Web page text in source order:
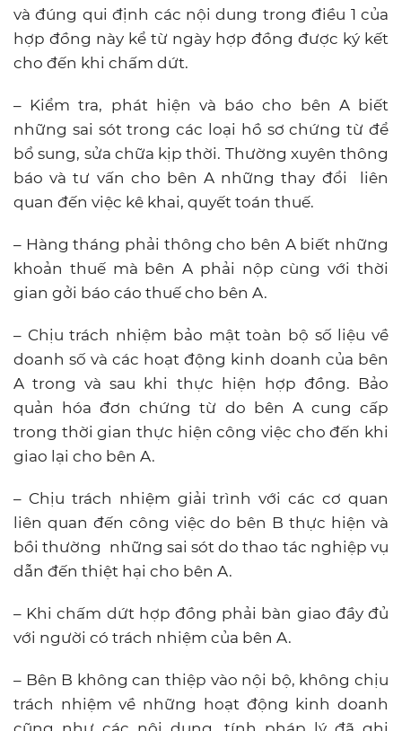
và đúng qui định các nội dung trong điều 1 của
hợp đồng này kể từ ngày hợp đồng được ký kết
cho đến khi chấm dứt.
– Kiểm tra, phát hiện và báo cho bên A biết
những sai sót trong các loại hồ sơ chứng từ để
bổ sung, sửa chữa kịp thời. Thường xuyên thông
báo và tư vấn cho bên A những thay đổi liên
quan đến việc kê khai, quyết toán thuế.
– Hàng tháng phải thông cho bên A biết những
khoản thuế mà bên A phải nộp cùng với thời
gian gởi báo cáo thuế cho bên A.
– Chịu trách nhiệm bảo mật toàn bộ số liệu về
doanh số và các hoạt động kinh doanh của bên
A trong và sau khi thực hiện hợp đồng. Bảo
quản hóa đơn chứng từ do bên A cung cấp
trong thời gian thực hiện công việc cho đến khi
giao lại cho bên A.
– Chịu trách nhiệm giải trình với các cơ quan
liên quan đến công việc do bên B thực hiện và
bồi thường những sai sót do thao tác nghiệp vụ
dẫn đến thiệt hại cho bên A.
– Khi chấm dứt hợp đồng phải bàn giao đầy đủ
với người có trách nhiệm của bên A.
– Bên B không can thiệp vào nội bộ, không chịu
trách nhiệm về những hoạt động kinh doanh